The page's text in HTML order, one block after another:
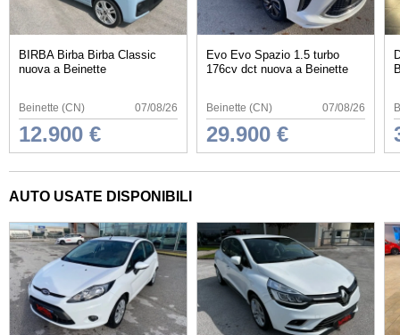
BIRBA Birba Birba Classic
nuova a Beinette
Beinette (CN) 07/08/26
12.900 €
Evo Evo Spazio 1.5 turbo
176cv dct nuova a Beinette
Beinette (CN) 07/08/26
29.900 €
AUTO USATE DISPONIBILI